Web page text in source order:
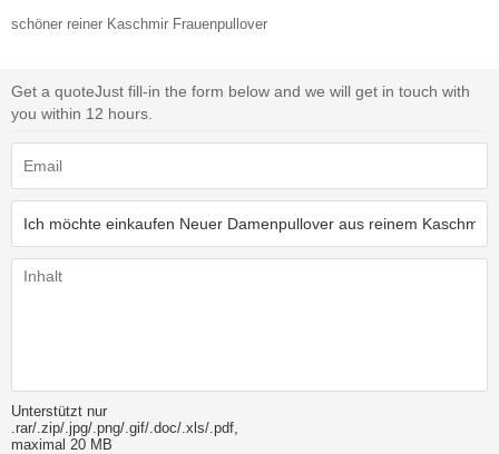
schöner reiner Kaschmir Frauenpullover
Get a quoteJust fill-in the form below and we will get in touch with
you within 12 hours.
Unterstützt nur
.rar/.zip/.jpg/.png/.gif/.doc/.xls/.pdf,
maximal 20 MB